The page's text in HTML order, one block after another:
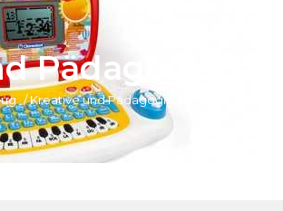
Pädagogische
/Kreative und Pädagogische